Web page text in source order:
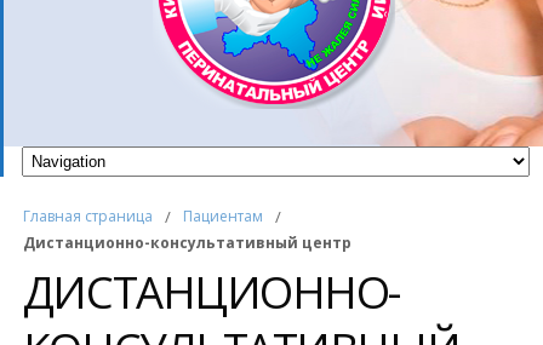
Главная страница / Пациентам /
Дистанционно-консультативный центр
ДИСТАНЦИОННО-